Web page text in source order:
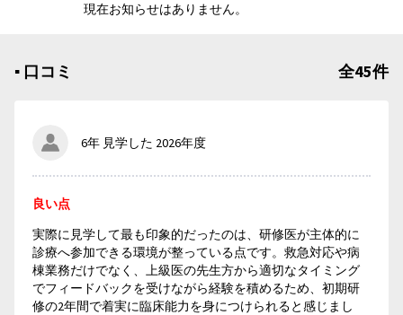
現在お知らせはありません。
▪︎ 口コミ 全45件
6年 見学した 2026年度
良い点
実際に見学して最も印象的だったのは、研修医が主体的に
診療へ参加できる環境が整っている点です。救急対応や病
棟業務だけでなく、上級医の先生方から適切なタイミング
でフィードバックを受けながら経験を積めるため、初期研
修の2年間で着実に臨床能力を身につけられると感じまし